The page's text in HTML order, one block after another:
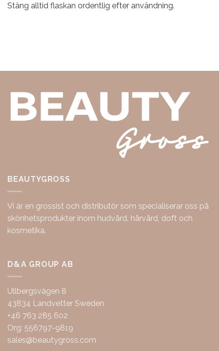
Stäng alltid flaskan ordentlig efter användning.
BEAUTYGROSS
Vi är en grossist och distributör som specialiserar oss på
skönhetsprodukter inom hudvård, hårvård, doft och
kosmetika.
D&A GROUP AB
Ullbergsvägen 8
43834 Landvetter Sweden
+46 763 285 602
Org: 556797-9819
sales@beautygross.com